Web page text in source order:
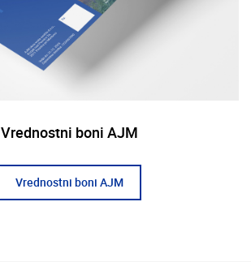
Vrednostni boni AJM
Vrednostni boni AJM